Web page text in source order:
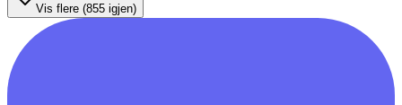
Vis flere (855 igjen)